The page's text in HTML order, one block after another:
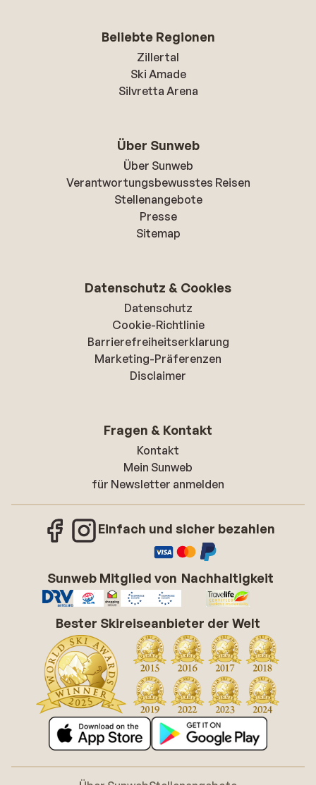
Beliebte Regionen
Zillertal
Ski Amade
Silvretta Arena
Über Sunweb
Über Sunweb
Verantwortungsbewusstes Reisen
Stellenangebote
Presse
Sitemap
Datenschutz & Cookies
Datenschutz
Cookie-Richtlinie
Barrierefreiheitserklarung
Marketing-Präferenzen
Disclaimer
Fragen & Kontakt
Kontakt
Mein Sunweb
für Newsletter anmelden
Einfach und sicher bezahlen
Sunweb Mitglied von Nachhaltigkeit
Bester Skireiseanbieter der Welt